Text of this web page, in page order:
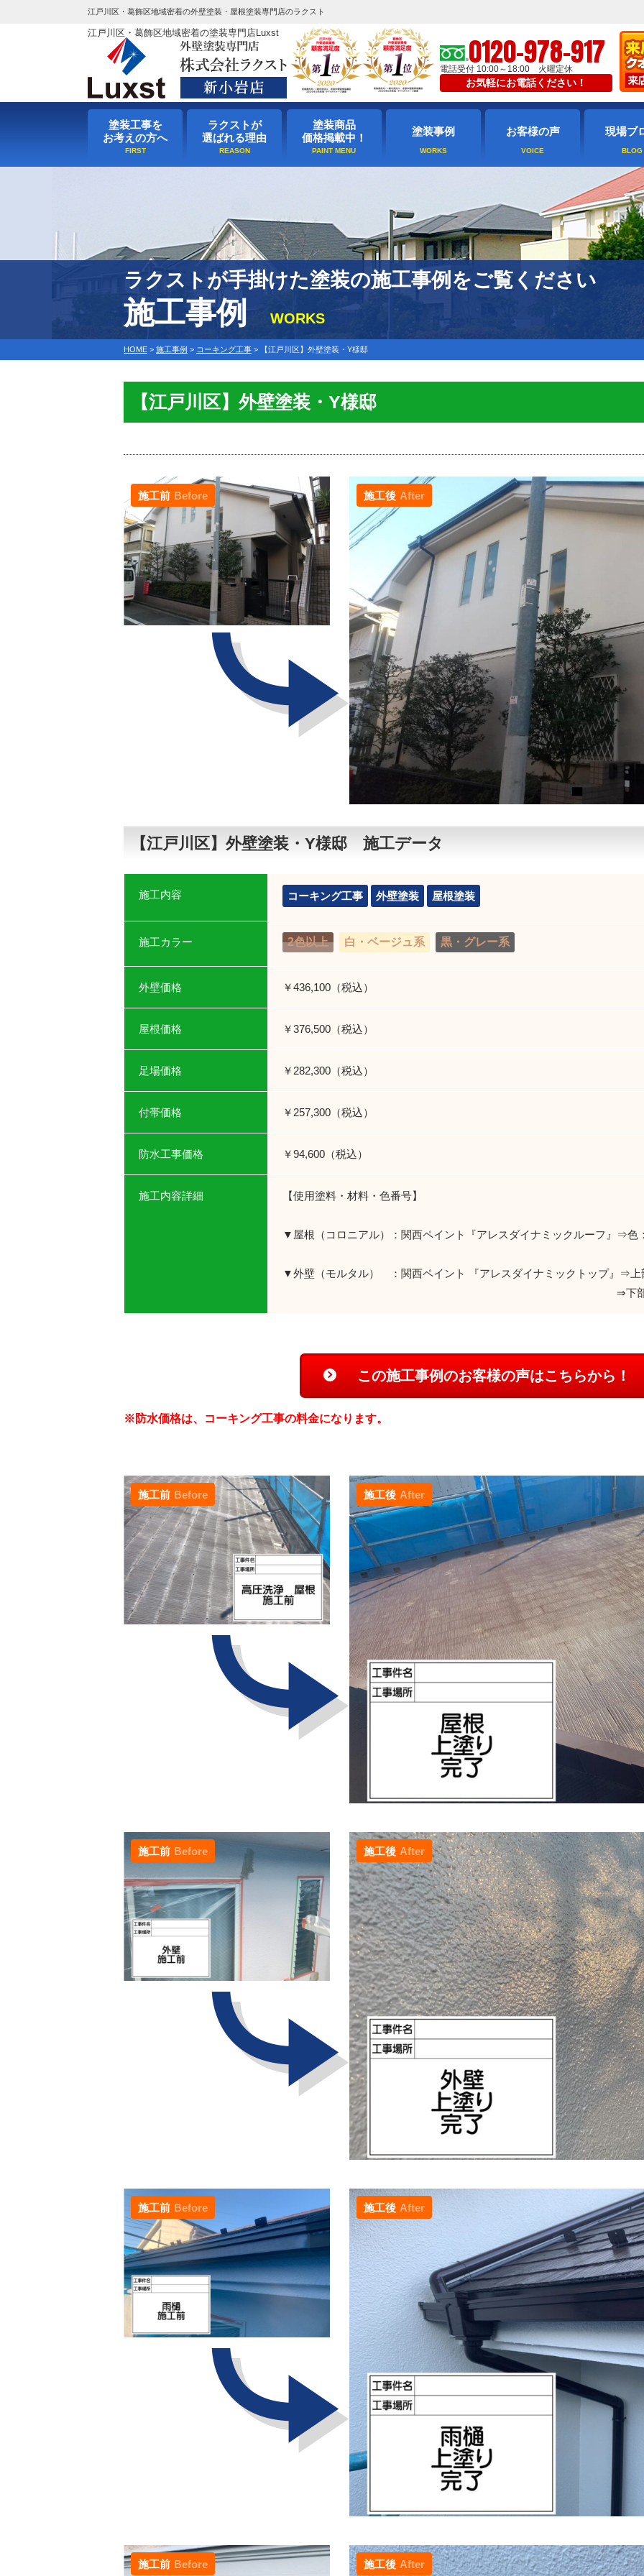
江戸川区・葛飾区地域密着の外壁塗装・屋根塗装専門店のラクスト
江戸川区・葛飾区地域密着の塗装専門店Luxst 0120-978-917
電話受付 10:00～18:00 火曜定休
お気軽にお電話ください！
塗装工事を
お考えの方へ
ラクストが
選ばれる理由
塗装商品
価格掲載中！
塗装事例 お客様の声 現場ブ
ラクストが手掛けた塗装の施工事例をご覧ください
施工事例 WORKS
HOME > 施工事例 > コーキング工事 > 【江戸川区】外壁塗装・Y様邸
【江戸川区】外壁塗装・Y様邸
施工後 After
施工前 Before
【江戸川区】外壁塗装・Y様邸 施工データ
施工内容 コーキング工事 外壁塗装 屋根塗装
施工カラー 2色以上 白・ベージュ系 黒・グレー系
外壁価格 ￥436,100（税込）
屋根価格 ￥376,500（税込）
足場価格 ￥282,300（税込）
付帯価格 ￥257,300（税込）
防水工事価格 ￥94,600（税込）
施工内容詳細 【使用塗料・材料・色番号】
▼屋根（コロニアル）：関西ペイント『アレスダイナミックルーフ』⇒色
▼外壁（モルタル） ：関西ペイント 『アレスダイナミックトップ』⇒上
⇒下部色：１９－
この施工事例のお客様の声はこちらから！
※防水価格は、コーキング工事の料金になります。
施工前 Before 施工後 After
施工前 Before 施工後 After
施工前 Before 施工後 After
施工前 Before 施工後 After